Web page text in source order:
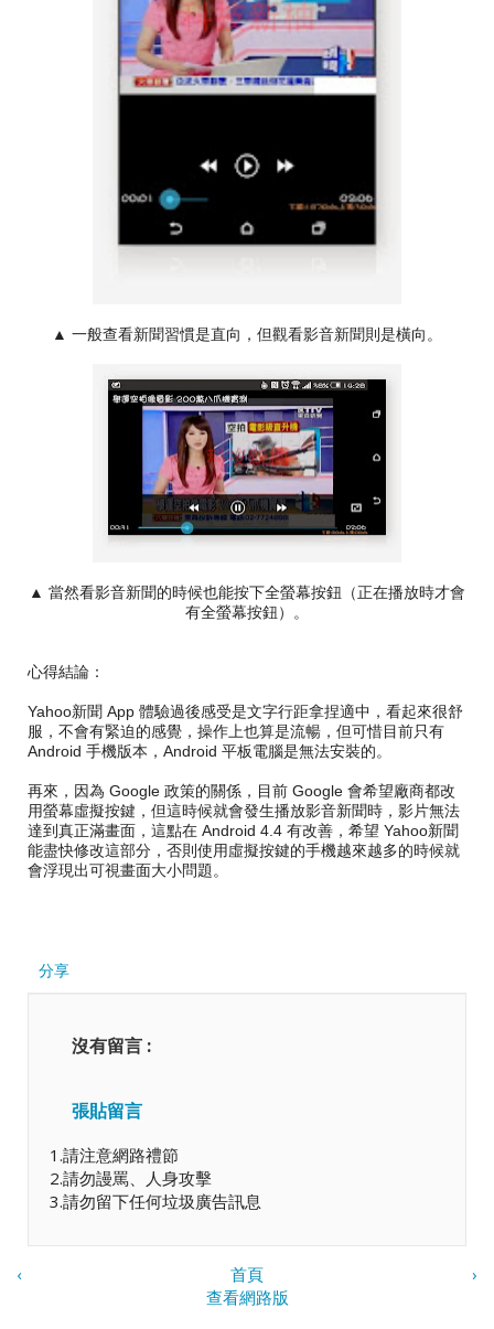
▲ 一般查看新聞習慣是直向，但觀看影音新聞則是橫向。
▲ 當然看影音新聞的時候也能按下全螢幕按鈕（正在播放時才會
有全螢幕按鈕）。
心得結論：
Yahoo新聞 App 體驗過後感受是文字行距拿捏適中，看起來很舒
服，不會有緊迫的感覺，操作上也算是流暢，但可惜目前只有
Android 手機版本，Android 平板電腦是無法安裝的。
再來，因為 Google 政策的關係，目前 Google 會希望廠商都改
用螢幕虛擬按鍵，但這時候就會發生播放影音新聞時，影片無法
達到真正滿畫面，這點在 Android 4.4 有改善，希望 Yahoo新聞
能盡快修改這部分，否則使用虛擬按鍵的手機越來越多的時候就
會浮現出可視畫面大小問題。
分享
沒有留言 :
張貼留言
1.請注意網路禮節
2.請勿謾罵、人身攻擊
3.請勿留下任何垃圾廣告訊息
‹ ›
首頁
查看網路版